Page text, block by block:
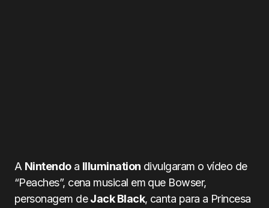
A Nintendoa Illumination divulgaram o vídeo de
“Peaches”, cena musical em que Bowser,
personagem deJack Black, canta para a Princesa